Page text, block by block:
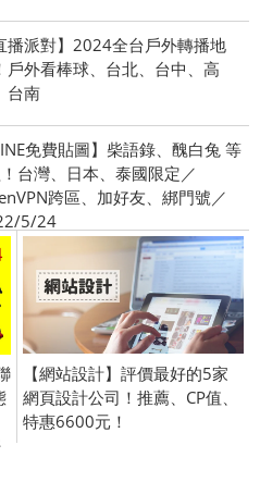
播派對】2024全台戶外轉播地
戶外看棒球、台北、台中、高
台南
免費貼圖】柴語錄、醜白兔 等
台灣、日本、泰國限定／
跨區、加好友、綁門號／
5/24
【網站設計】評價最好的5家
網頁設計公司！推薦、CP值、
特惠6600元！